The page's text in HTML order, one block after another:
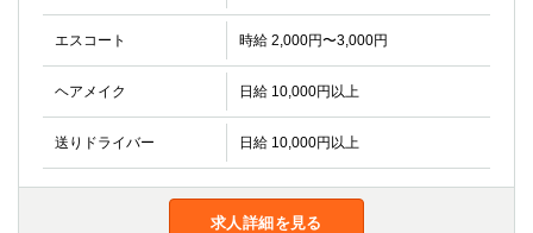
エスコート 時給 2,000円〜3,000円
ヘアメイク 日給 10,000円以上
送りドライバー 日給 10,000円以上
求人詳細を見る